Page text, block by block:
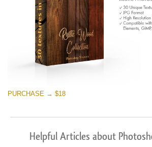
PURCHASE → $18
Helpful Articles about